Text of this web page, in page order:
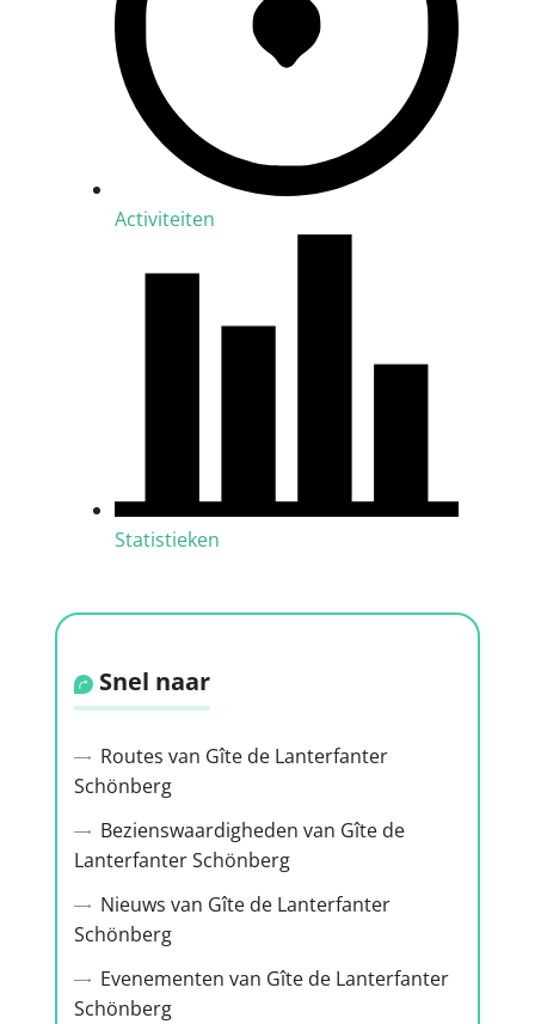
Activiteiten
Statistieken
Snel naar
Routes van Gîte de Lanterfanter
Schönberg
Bezienswaardigheden van Gîte de
Lanterfanter Schönberg
Nieuws van Gîte de Lanterfanter
Schönberg
Evenementen van Gîte de Lanterfanter
Schönberg